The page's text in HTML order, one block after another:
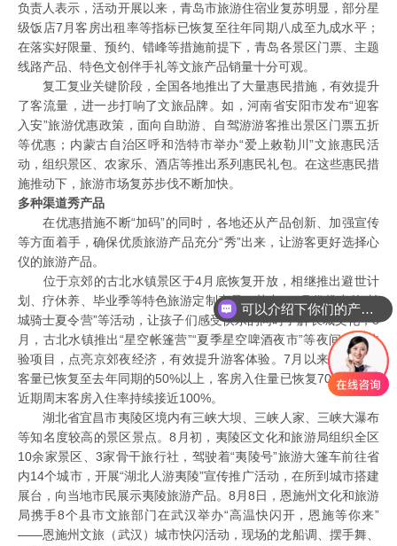
负责人表示，活动开展以来，青岛市旅游住宿业复苏明显，部分星
级饭店7月客房出租率等指标已恢复至往年同期八成至九成水平；
在落实好限量、预约、错峰等措施前提下，青岛各景区门票、主题
线路产品、特色文创伴手礼等文旅产品销量十分可观。
复工复业关键阶段，全国各地推出了大量惠民措施，有效提升
了客流量，进一步打响了文旅品牌。如，河南省安阳市发布“迎客
入安”旅游优惠政策，面向自助游、自驾游游客推出景区门票五折
等优惠；内蒙古自治区呼和浩特市举办“爱上敕勒川”文旅惠民活
动，组织景区、农家乐、酒店等推出系列惠民礼包。在这些惠民措
施推动下，旅游市场复苏步伐不断加快。
多种渠道秀产品
在优惠措施不断“加码”的同时，各地还从产品创新、加强宣传
等方面着手，确保优质旅游产品充分“秀”出来，让游客更好选择心
仪的旅游产品。
位于京郊的古北水镇景区于4月底恢复开放，相继推出避世计
划、疗休养、毕业季等特色旅游定制产品。其中，7月份推出的“长
城骑士夏令营”等活动，让孩子们感受快乐的同时了解长城文化；8
月，古北水镇推出“星空帐篷营”“夏季星空啤酒夜市”等夜间特色体
验项目，点亮京郊夜经济，有效提升游客体验。7月以来，景区游
客量已恢复至去年同期的50%以上，客房入住量已恢复70%以上。
近期周末客房入住率持续接近100%。
湖北省宜昌市夷陵区境内有三峡大坝、三峡人家、三峡大瀑布
等知名度较高的景区景点。8月初，夷陵区文化和旅游局组织全区
10余家景区、3家骨干旅行社，驾驶着“夷陵号”旅游大篷车前往省
内14个城市，开展“湖北人游夷陵”宣传推广活动，在所到城市搭建
展台，向当地市民展示夷陵旅游产品。8月8日，恩施州文化和旅游
局携手8个县市文旅部门在武汉举办“高温快闪开，恩施等你来”
——恩施州文旅（武汉）城市快闪活动，现场的龙船调、摆手舞、
可以介绍下你们的产品么